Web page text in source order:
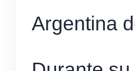
Argentina